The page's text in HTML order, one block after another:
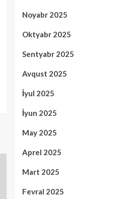
Noyabr 2025
Oktyabr 2025
Sentyabr 2025
Avqust 2025
İyul 2025
İyun 2025
May 2025
Aprel 2025
Mart 2025
Fevral 2025